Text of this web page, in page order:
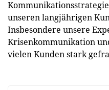
unseren langjährigen
Insbesondere unsere
Krisenkommunikation
vielen Kunden stark